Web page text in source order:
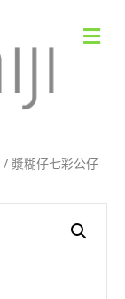
M
e
/ 漿糊仔七彩公仔